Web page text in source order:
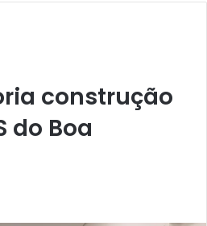
construção
do Boa